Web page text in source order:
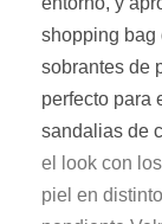
shopping bag
sobrantes de
perfecto para
sandalias de
el look con
piel en